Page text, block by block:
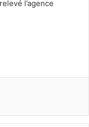
l’agence